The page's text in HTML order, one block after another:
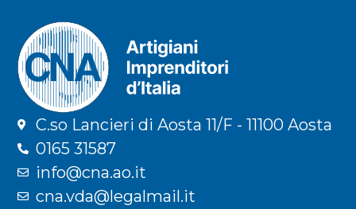
C.so Lancieri di Aosta 11/F - 11100 Aosta
0165 31587
info@cna.ao.it
cna.vda@legalmail.it